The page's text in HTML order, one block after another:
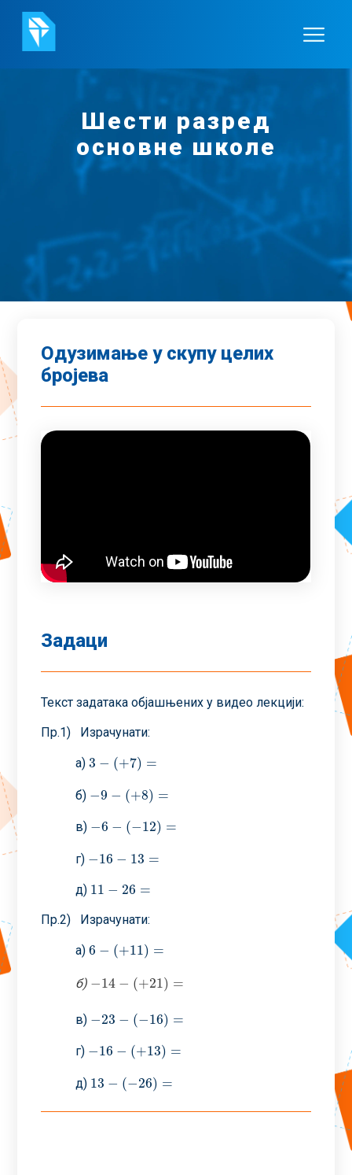
Шести разред
основне школе
Одузимање у скупу целих
бројева
Задаци
Текст задатака објашњених у видео лекцији:
Пр.1) Израчунати:
а)3 − (+7) =
3 −(+7)=
б) −9 − (+8) =
−9− (+ 8)=
в) −6 − (−12) =
−6− (− 12)=
г) −16 − 13 =
−16− 13 =
д) 11 − 26 =
11 −26=
Пр.2) Израчунати:
а)6 − (+11) =
6 −(+11)=
б) −14 − (+21) =
−14− (+ 21)=
в) −23 − (−16) =
−23− (− 16)=
г) −16 − (+13) =
−16− (+ 13)=
д) 13 − (−26) =
13 −(−26)=